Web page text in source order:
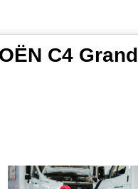
C4 Grand